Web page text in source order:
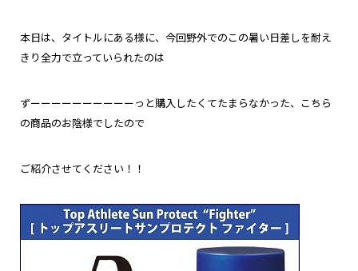
本日は、タイトルにある様に、今回野外でのこの暑い日差しを耐え
きり全力で立っていられたのは
ずーーーーーーーーーーっと購入したくてたまらなかった、こちら
の商品のお陰様でしたので
ご紹介させてください！！